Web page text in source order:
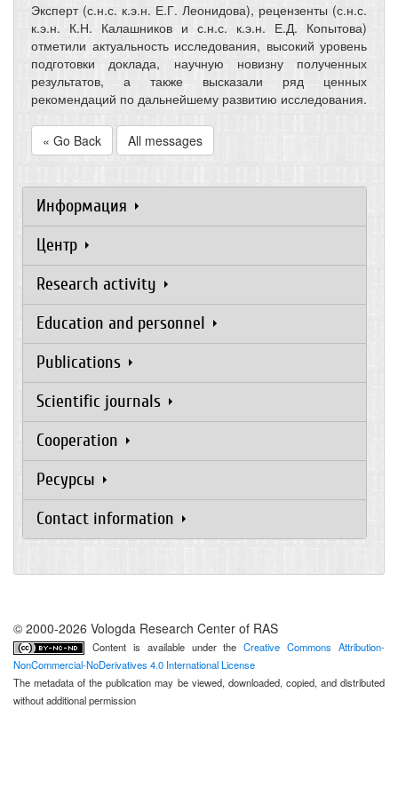
Эксперт (с.н.с. к.э.н. Е.Г. Леонидова), рецензенты (с.н.с.
к.э.н. К.Н. Калашников и с.н.с. к.э.н. Е.Д. Копытова)
отметили актуальность исследования, высокий уровень
подготовки доклада, научную новизну полученных
результатов, а также высказали ряд ценных
рекомендаций по дальнейшему развитию исследования.
« Go Back All messages
Информация
Центр
Research activity
Education and personnel
Publications
Scientific journals
Cooperation
Ресурсы
Contact information
© 2000-2026 Vologda Research Center of RAS
Content is available under theCreative Commons Attribution-
NonCommercial-NoDerivatives 4.0 International License
The metadata of the publication may be viewed, downloaded, copied, and distributed
without additional permission